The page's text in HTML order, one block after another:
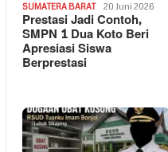
SUMATERA BARAT 20 Juni 2026
Prestasi Jadi Contoh,
SMPN 1 Dua Koto Beri
Apresiasi Siswa
Berprestasi